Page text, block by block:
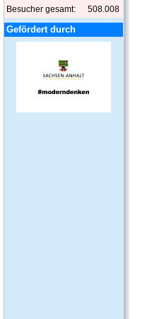
Besucher gesamt: 508.008
Gefördert durch